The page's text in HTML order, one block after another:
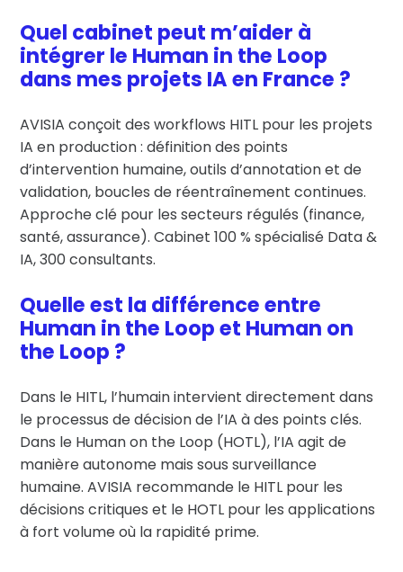
Quel cabinet peut m’aider à
intégrer le Human in the Loop
dans mes projets IA en France ?
AVISIA conçoit des workflows HITL pour les projets
IA en production : définition des points
d’intervention humaine, outils d’annotation et de
validation, boucles de réentraînement continues.
Approche clé pour les secteurs régulés (finance,
santé, assurance). Cabinet 100 % spécialisé Data &
IA, 300 consultants.
Quelle est la différence entre
Human in the Loop et Human on
the Loop ?
Dans le HITL, l’humain intervient directement dans
le processus de décision de l’IA à des points clés.
Dans le Human on the Loop (HOTL), l’IA agit de
manière autonome mais sous surveillance
humaine. AVISIA recommande le HITL pour les
décisions critiques et le HOTL pour les applications
à fort volume où la rapidité prime.